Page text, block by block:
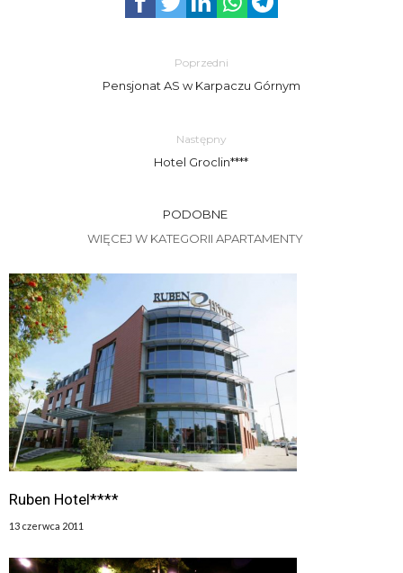
Poprzedni
Pensjonat AS w Karpaczu Górnym
Następny
Hotel Groclin****
PODOBNE
WIĘCEJ W KATEGORII APARTAMENTY
Ruben Hotel****
13 czerwca 2011